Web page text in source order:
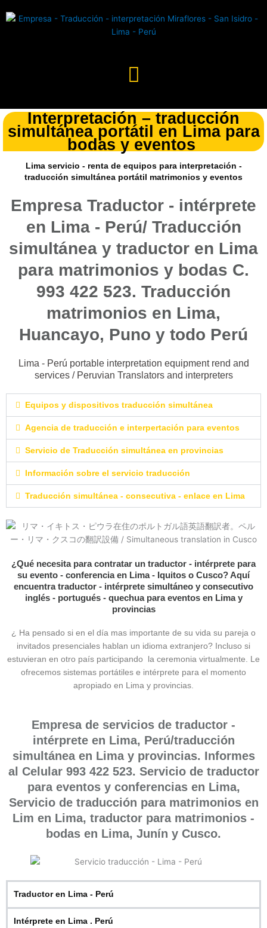
Interpretación – traducción
simultánea portátil en Lima para
bodas y eventos
Lima servicio - renta de equipos para interpretación -
traducción simultánea portátil matrimonios y eventos
Empresa Traductor - intérprete
en Lima - Perú/ Traducción
simultánea y traductor en Lima
para matrimonios y bodas C.
993 422 523. Traducción
matrimonios en Lima,
Huancayo, Puno y todo Perú
Lima - Perú portable interpretation equipment rend and
services / Peruvian Translators and interpreters
Equipos y dispositivos traducción simultánea
Agencia de traducción e interpertación para eventos
Servicio de Traducción simultánea en provincias
Información sobre el servicio traducción
Traducción simultánea - consecutiva - enlace en Lima
¿Qué necesita para contratar un traductor - intérprete para
su evento - conferencia en Lima - Iquitos o Cusco? Aquí
encuentra traductor - intérprete simultáneo y consecutivo
inglés - portugués - quechua para eventos en Lima y
provincias
¿ Ha pensado si en el día mas importante de su vida su pareja o
invitados presenciales hablan un idioma extranjero? Incluso si
estuvieran en otro país participando la ceremonia virtualmente. Le
ofrecemos sistemas portátiles e intérprete para el momento
apropiado en Lima y provincias.
Empresa de servicios de traductor -
intérprete en Lima, Perú/traducción
simultánea en Lima y provincias. Informes
al Celular 993 422 523. Servicio de traductor
para eventos y conferencias en Lima,
Servicio de traducción para matrimonios en
Lim en Lima, traductor para matrimonios -
bodas en Lima, Junín y Cusco.
Traductor en Lima - Perú
Intérprete en Lima . Perú